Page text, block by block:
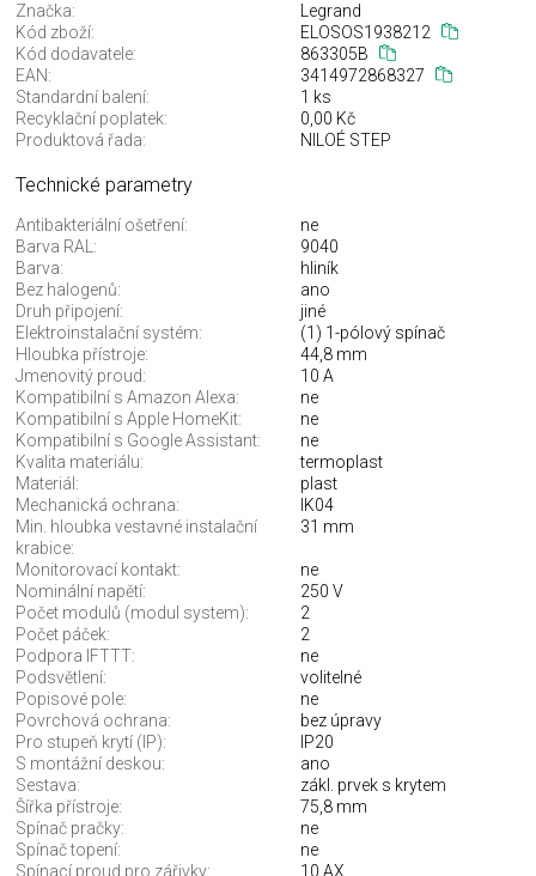
Značka:
Legrand
Kód zboží:
ELOSOS1938212
Kód dodavatele:
863305B
EAN:
3414972868327
Standardní balení:
1 ks
Recyklační poplatek:
0,00 Kč
Produktová řada:
NILOÉ STEP
Technické parametry
Antibakteriální ošetření:
ne
Barva RAL:
9040
Barva:
hliník
Bez halogenů:
ano
Druh připojení:
jiné
Elektroinstalační systém:
(1) 1-pólový spínač
Hloubka přístroje:
44,8 mm
Jmenovitý proud:
10 A
Kompatibilní s Amazon Alexa:
ne
Kompatibilní s Apple HomeKit:
ne
Kompatibilní s Google Assistant:
ne
Kvalita materiálu:
termoplast
Materiál:
plast
Mechanická ochrana:
IK04
Min. hloubka vestavné instalační
krabice:
31 mm
Monitorovací kontakt:
ne
Nominální napětí:
250 V
Počet modulů (modul system):
2
Počet páček:
2
Podpora IFTTT:
ne
Podsvětlení:
volitelné
Popisové pole:
ne
Povrchová ochrana:
bez úpravy
Pro stupeň krytí (IP):
IP20
S montážní deskou:
ano
Sestava:
zákl. prvek s krytem
Šířka přístroje:
75,8 mm
Spínač pračky:
ne
Spínač topení:
ne
Spínací proud pro zářivky:
10 AX